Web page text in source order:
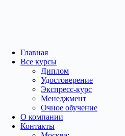
Главная
Все курсы
Диплом
Удостоверение
Экспресс-курс
Менеджмент
Очное обучение
О компании
Контакты